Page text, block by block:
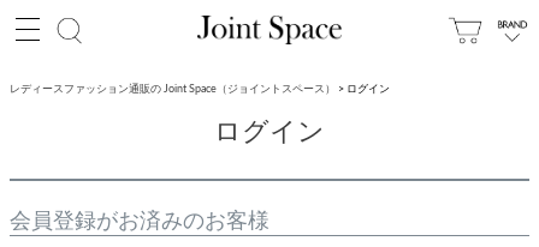
レディースファッション通販の Joint Space（ジョイントスペース） ログイン
ログイン
会員登録がお済みのお客様